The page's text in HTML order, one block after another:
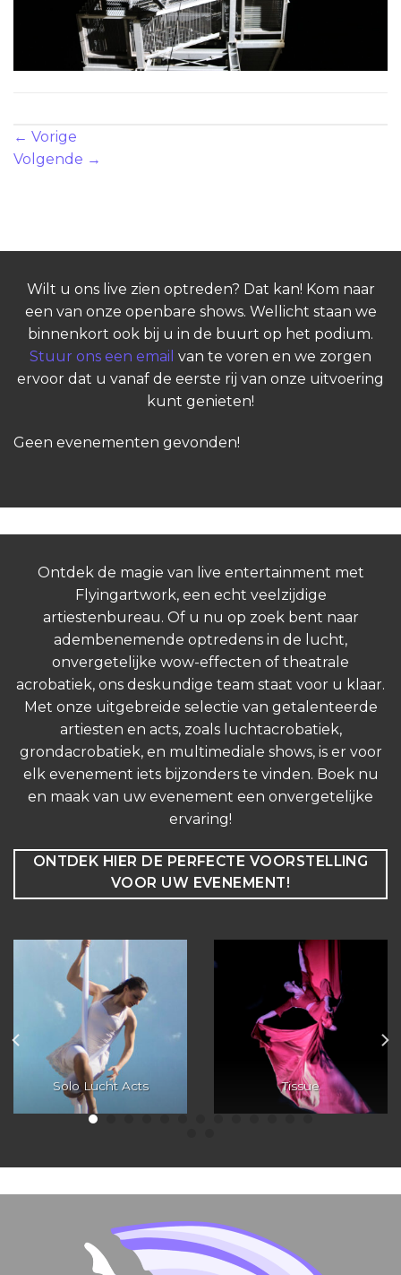
← Vorige
Volgende →
Wilt u ons live zien optreden? Dat kan! Kom naar
een van onze openbare shows. Wellicht staan we
binnenkort ook bij u in de buurt op het podium.
Stuur ons een email van te voren en we zorgen
ervoor dat u vanaf de eerste rij van onze uitvoering
kunt genieten!
Geen evenementen gevonden!
Ontdek de magie van live entertainment met
Flyingartwork, een echt veelzijdige
artiestenbureau. Of u nu op zoek bent naar
adembenemende optredens in de lucht,
onvergetelijke wow-effecten of theatrale
acrobatiek, ons deskundige team staat voor u klaar.
Met onze uitgebreide selectie van getalenteerde
artiesten en acts, zoals luchtacrobatiek,
grondacrobatiek, en multimediale shows, is er voor
elk evenement iets bijzonders te vinden. Boek nu
en maak van uw evenement een onvergetelijke
ervaring!
ONTDEK HIER DE PERFECTE VOORSTELLING
VOOR UW EVENEMENT!
Solo Lucht Acts Tissue